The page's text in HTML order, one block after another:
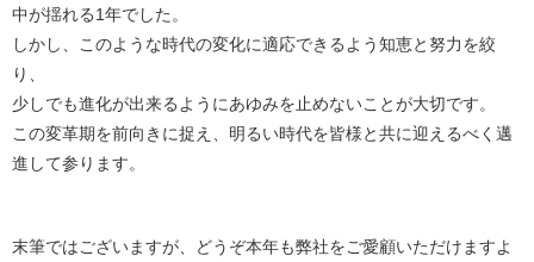
中が揺れる1年でした。
しかし、このような時代の変化に適応できるよう知恵と努力を絞
り、
少しでも進化が出来るようにあゆみを止めないことが大切です。
この変革期を前向きに捉え、明るい時代を皆様と共に迎えるべく邁
進して参ります。
末筆ではございますが、どうぞ本年も弊社をご愛顧いただけますよ